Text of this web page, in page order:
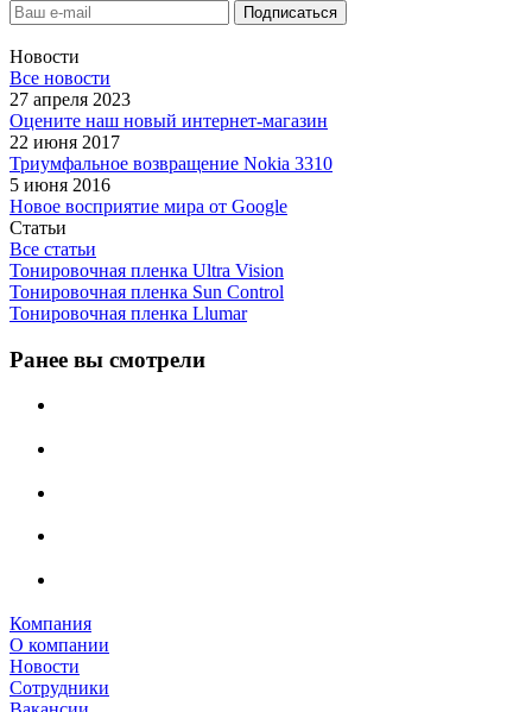
Новости
Все новости
27 апреля 2023
Оцените наш новый интернет-магазин
22 июня 2017
Триумфальное возвращение Nokia 3310
5 июня 2016
Новое восприятие мира от Google
Статьи
Все статьи
Тонировочная пленка Ultra Vision
Тонировочная пленка Sun Control
Тонировочная пленка Llumar
Ранее вы смотрели
Компания
О компании
Новости
Сотрудники